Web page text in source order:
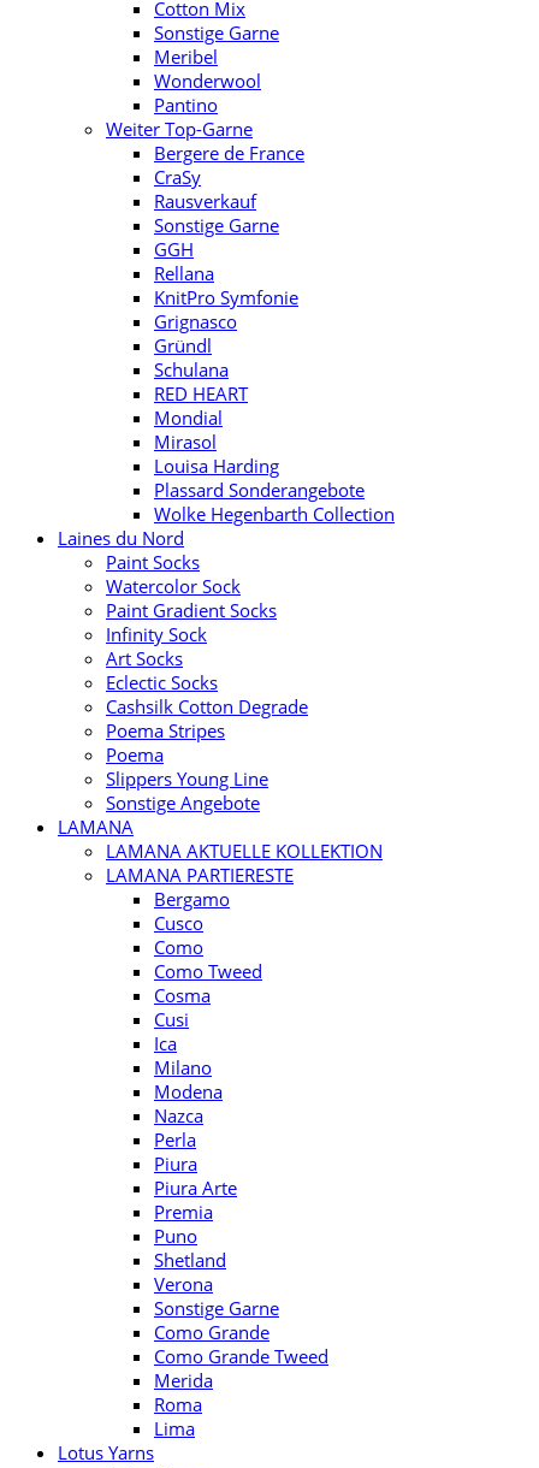
Cotton Mix
Sonstige Garne
Meribel
Wonderwool
Pantino
Weiter Top-Garne
Bergere de France
CraSy
Rausverkauf
Sonstige Garne
GGH
Rellana
KnitPro Symfonie
Grignasco
Gründl
Schulana
RED HEART
Mondial
Mirasol
Louisa Harding
Plassard Sonderangebote
Wolke Hegenbarth Collection
Laines du Nord
Paint Socks
Watercolor Sock
Paint Gradient Socks
Infinity Sock
Art Socks
Eclectic Socks
Cashsilk Cotton Degrade
Poema Stripes
Poema
Slippers Young Line
Sonstige Angebote
LAMANA
LAMANA AKTUELLE KOLLEKTION
LAMANA PARTIERESTE
Bergamo
Cusco
Como
Como Tweed
Cosma
Cusi
Ica
Milano
Modena
Nazca
Perla
Piura
Piura Arte
Premia
Puno
Shetland
Verona
Sonstige Garne
Como Grande
Como Grande Tweed
Merida
Roma
Lima
Lotus Yarns